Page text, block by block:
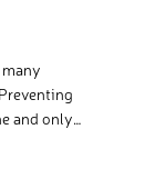
and only
at the